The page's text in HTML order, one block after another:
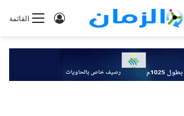
القائمةتسجيل